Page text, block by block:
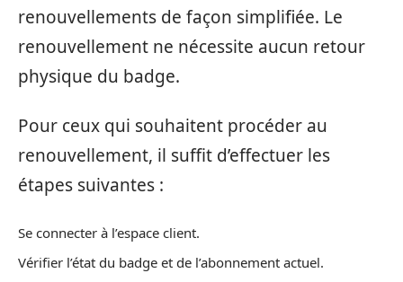
renouvellements de façon simplifiée. Le
renouvellement ne nécessite aucun retour
physique du badge.
Pour ceux qui souhaitent procéder au
renouvellement, il suffit d’effectuer les
étapes suivantes :
Se connecter à l’espace client.
Vérifier l’état du badge et de l’abonnement actuel.